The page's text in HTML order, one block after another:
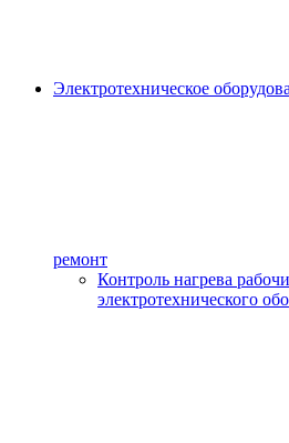
Электротехническое
ремонт
Контроль нагрева
электротехнического